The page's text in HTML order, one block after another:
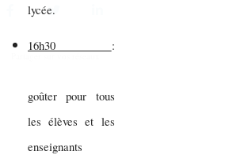
lycée.
16h30 :
goûter pour tous
les élèves et les
enseignants